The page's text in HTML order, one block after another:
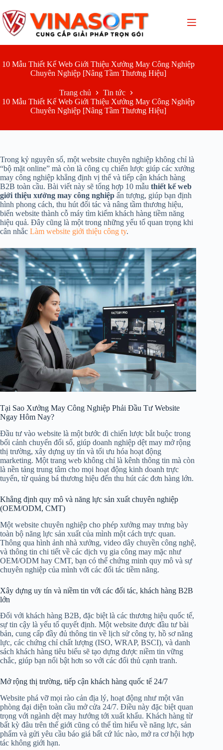
đến
phần
nội
10 Mẫu Thiết Kế Web Giới Thiệu Xưởng May Công Nghiệp
Chuyên Nghiệp [Nâng Tầm Thương Hiệu]
Trang chủ
Tin tức
10 Mẫu Thiết Kế Web Giới Thiệu Xưởng May Công Nghiệp
Chuyên Nghiệp [Nâng Tầm Thương Hiệu]
Trong kỷ nguyên số, một website chuyên nghiệp không chỉ là
“bộ mặt online” mà còn là công cụ chiến lược giúp các xưởng
may công nghiệp khẳng định vị thế và tiếp cận khách hàng
B2B toàn cầu. Bài viết này sẽ tổng hợp 10 mẫu thiết kế web
giới thiệu xưởng may công nghiệp ấn tượng, giúp bạn định
hình phong cách, thu hút đối tác và nâng tầm thương hiệu,
biến website thành cỗ máy tìm kiếm khách hàng tiềm năng
hiệu quả. Đây cũng là một trong những yếu tố quan trọng khi
cân nhắc Làm website giới thiệu công ty.
Tại Sao Xưởng May Công Nghiệp Phải Đầu Tư Website
Ngay Hôm Nay?
Đầu tư vào website là một bước đi chiến lược bắt buộc trong
bối cảnh chuyển đổi số, giúp doanh nghiệp dệt may mở rộng
thị trường, xây dựng uy tín và tối ưu hóa hoạt động
marketing. Một trang web không chỉ là kênh thông tin mà còn
là nền tảng trung tâm cho mọi hoạt động kinh doanh trực
tuyến, từ quảng bá thương hiệu đến thu hút các đơn hàng lớn.
Khẳng định quy mô và năng lực sản xuất chuyên nghiệp
(OEM/ODM, CMT)
Một website chuyên nghiệp cho phép xưởng may trưng bày
toàn bộ năng lực sản xuất của mình một cách trực quan.
Thông qua hình ảnh nhà xưởng, video dây chuyền công nghệ,
và thông tin chi tiết về các dịch vụ gia công may mặc như
OEM/ODM hay CMT, bạn có thể chứng minh quy mô và sự
chuyên nghiệp của mình với các đối tác tiềm năng.
Xây dựng uy tín và niềm tin với các đối tác, khách hàng B2B
lớn
Đối với khách hàng B2B, đặc biệt là các thương hiệu quốc tế,
sự tin cậy là yếu tố quyết định. Một website được đầu tư bài
bản, cung cấp đầy đủ thông tin về lịch sử công ty, hồ sơ năng
lực, các chứng chỉ chất lượng (ISO, WRAP, BSCI), và danh
sách khách hàng tiêu biểu sẽ tạo dựng được niềm tin vững
chắc, giúp bạn nổi bật hơn so với các đối thủ cạnh tranh.
Mở rộng thị trường, tiếp cận khách hàng quốc tế 24/7
Website phá vỡ mọi rào cản địa lý, hoạt động như một văn
phòng đại diện toàn cầu mở cửa 24/7. Điều này đặc biệt quan
trọng với ngành dệt may hướng tới xuất khẩu. Khách hàng từ
bất kỳ đâu trên thế giới cũng có thể tìm hiểu về năng lực, sản
phẩm và gửi yêu cầu báo giá bất cứ lúc nào, mở ra cơ hội hợp
tác không giới hạn.